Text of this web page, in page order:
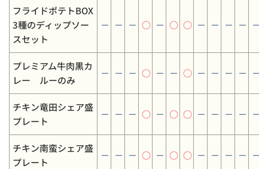
フライドポテトBOX
3種のディップソー
スセット
－ － － ○ － ○ ○ － － － － －
プレミアム牛肉黒カ
レー ルーのみ
－ － － ○ － － ○ － － － － －
チキン竜田シェア盛
プレート
－ － － ○ － ○ ○ － － － － －
チキン南蛮シェア盛
プレート
－ － － ○ － ○ ○ － － － － －